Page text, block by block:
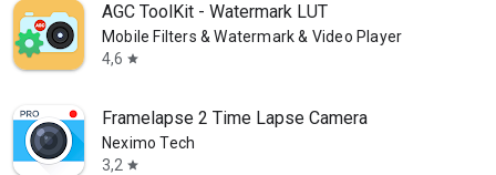
AGC ToolKit - Watermark LUT
Mobile Filters & Watermark & Video Player
4,6 star
Framelapse 2 Time Lapse Camera
Neximo Tech
3,2 star